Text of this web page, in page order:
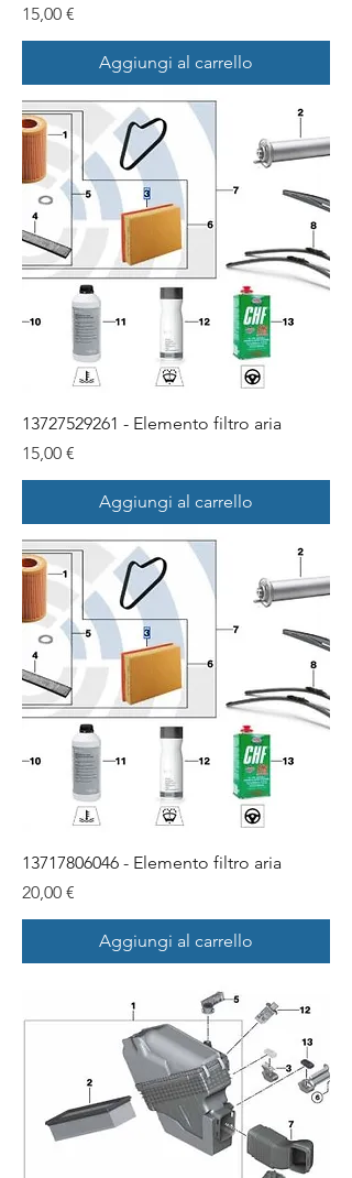
Prezzo
15,00 €
Aggiungi al carrello
13727529261 - Elemento filtro aria
Prezzo
15,00 €
Aggiungi al carrello
13717806046 - Elemento filtro aria
Prezzo
20,00 €
Aggiungi al carrello